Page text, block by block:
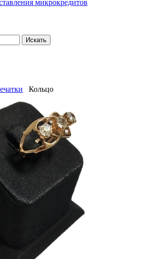
микрокредитов
Кольцо